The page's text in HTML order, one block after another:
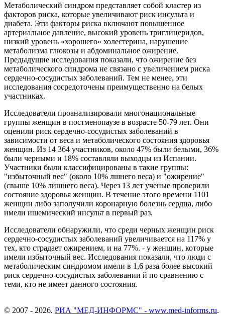
Метаболический синдром представляет собой кластер из
факторов риска, которые увеличивают риск инсульта и
диабета. Эти факторы риска включают повышенное
артериальное давление, высокий уровень триглицеридов,
низкий уровень «хорошего» холестерина, нарушение
метаболизма глюкозы и абдоминальное ожирение.
Предыдущие исследования показали, что ожирение без
метаболического синдрома не связано с увеличением риска
сердечно-сосудистых заболеваний. Тем не менее, эти
исследования сосредоточены преимущественно на белых
участниках.
Исследователи проанализировали многонациональные
группы женщин в постменопаузе в возрасте 50-79 лет. Они
оценили риск сердечно-сосудистых заболеваний в
зависимости от веса и метаболического состояния здоровья
женщин. Из 14 364 участников, около 47% были белыми, 36%
были черными и 18% составляли выходцы из Испании.
Участники были классифицированы в такие группы:
"избыточный вес" (около 10% лшнего веса) и "ожирение"
(свыше 10% лишнего веса). Через 13 лет ученые проверили
состояние здоровья женщин. В течение этого времени 1101
женщин либо заполучили коронарную болезнь сердца, либо
имели ишемический инсульт в первый раз.
Исследователи обнаружили, что среди черных женщин риск
сердечно-сосудистых заболеваний увеличивается на 117% у
тех, кто страдает ожирением, и на 77%. - у женщин, которые
имели избыточный вес. Исследования показали, что люди с
метаболическим синдромом имели в 1,6 раза более высокий
риск сердечно-сосудистых заболевании й по сравнению с
теми, кто не имеет данного состояния.
© 2007 - 2026. РИА "МЕД-ИНФОРМС" - www.med-informs.ru.